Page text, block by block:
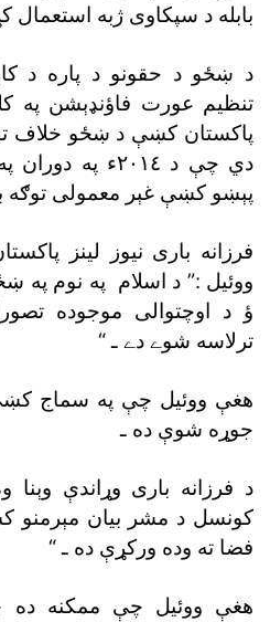
بابله د سپکاوى ژبه استعمال
د ښځو د حقونو د پاره د
تنظيم عورت فاؤنډېشن په
پاکستان کښې د ښځو خلاف
دي چې د ٢٠١٤ء په
پېښو کښې غېر معمولى توګه
فرزانه بارى نيوز لينز
ووئيل :” د اسلام په نوم په
ؤ د اوچتوالى موجوده
ترلاسه شوے دے ـ “
هغې ووئيل چې په سماج
جوړه شوې ده ـ
د فرزانه بارى وړاندې
کونسل د مشر بيان مېرمنو
فضا ته وده ورکړې ده ـ “
هغې ووئيل چې ممکنه ده